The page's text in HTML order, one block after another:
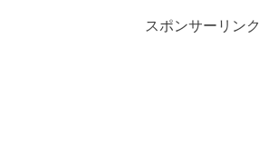
スポンサーリンク